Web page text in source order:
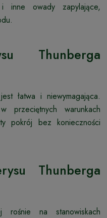
inne owady zapylające,
Thunberga
łatwa i niewymagająca.
przeciętnych warunkach
pokrój bez konieczności
Thunberga
rośnie na stanowiskach